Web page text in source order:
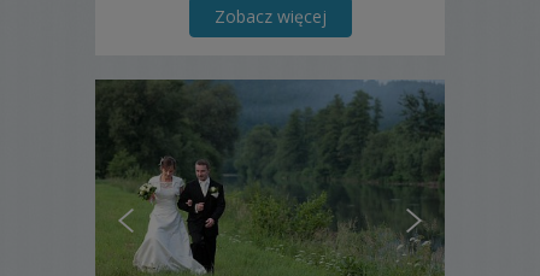
Zapraszam do skorzystania z mojej
Zobacz więcej